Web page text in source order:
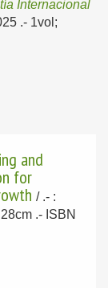
Internacional
.- 1vol;
and
for
/ .- :
.- ISBN